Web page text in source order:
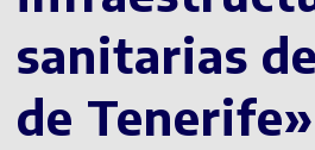
sanitarias
de Tenerife»